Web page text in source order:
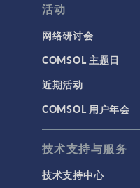
基于方程建模
安装与许可证管理
建模工具和定义
材料
物理场接口
用户界面
研究与求解器
活动
网络研讨会
COMSOL 主题日
近期活动
COMSOL 用户年会
技术支持与服务
技术支持中心